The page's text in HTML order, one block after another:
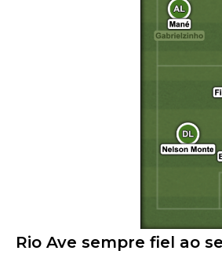
Rio Ave sempre fiel ao